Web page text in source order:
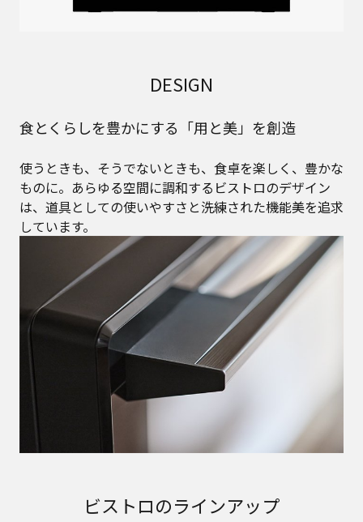
DESIGN
食とくらしを豊かにする「用と美」を創造
使うときも、そうでないときも、食卓を楽しく、豊かな
ものに。あらゆる空間に調和するビストロのデザイン
は、道具としての使いやすさと洗練された機能美を追求
しています。
ビストロのラインアップ